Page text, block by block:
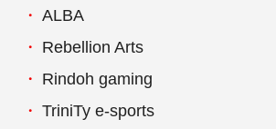
ALBA
Rebellion Arts
Rindoh gaming
TriniTy e-sports